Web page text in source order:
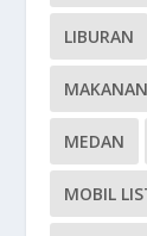
LIBURAN
MEDAN
MOBIL